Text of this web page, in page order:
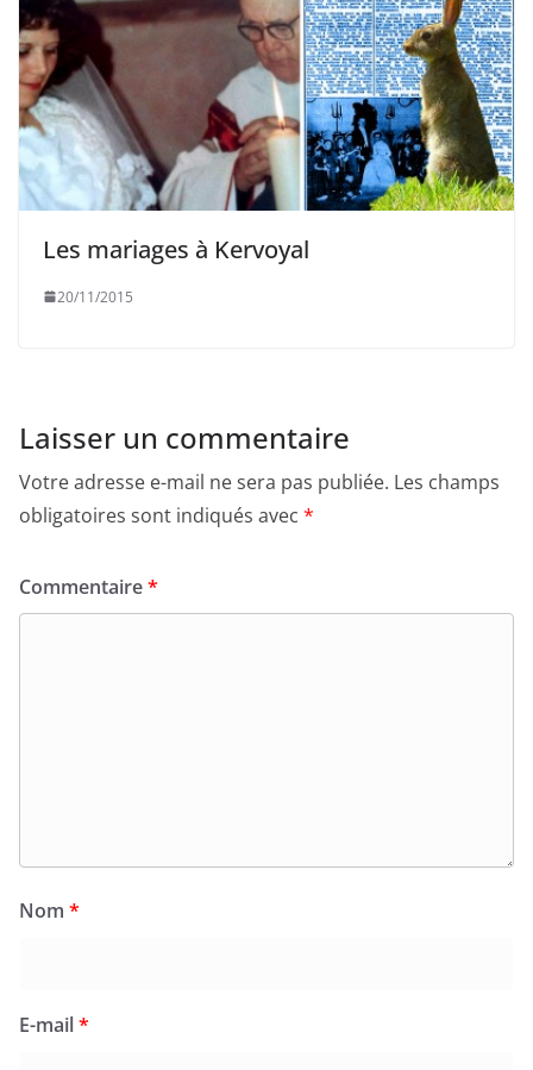
Les mariages à Kervoyal
20/11/2015
Laisser un commentaire
Votre adresse e-mail ne sera pas publiée. Les champs
obligatoires sont indiqués avec *
Commentaire*
Nom *
E-mail*